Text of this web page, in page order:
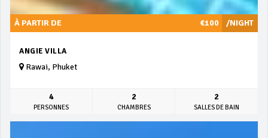
/NIGHT
À PARTIR DE €100
ANGIE VILLA
Rawai, Phuket
4
PERSONNES
2
CHAMBRES
2
SALLES DE BAIN